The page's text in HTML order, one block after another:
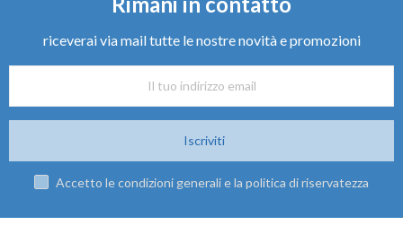
riceverai via mail tutte le nostre novità e promozioni
Iscriviti
Accetto le condizioni generali e la politica di riservatezza